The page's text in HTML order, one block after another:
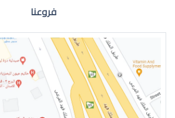
ضعف نظر في العين اليسرى
فروعنا